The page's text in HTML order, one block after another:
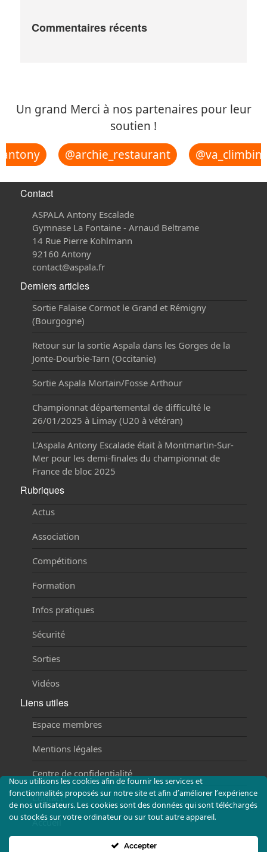
Commentaires récents
Un grand Merci à nos partenaires pour leur
soutien !
@archie_restaurant
Contact
ASPALA Antony Escalade
Gymnase La Fontaine - Arnaud Beltrame
14 Rue Pierre Kohlmann
92160 Antony
contact@aspala.fr
Derniers articles
Sortie Falaise Cormot le Grand et Rémigny
(Bourgogne)
Retour sur la sortie Aspala dans les Gorges de la
Jonte-Dourbie-Tarn (Occitanie)
Sortie Aspala Mortain/Fosse Arthour
Championnat départemental de difficulté le
26/01/2025 à Limay (U20 à vétéran)
L’Aspala Antony Escalade était à Montmartin-Sur-
Mer pour les demi-finales du championnat de
France de bloc 2025
Rubriques
Actus
Association
Compétitions
Formation
Infos pratiques
Sécurité
Sorties
Vidéos
Liens utiles
Espace membres
Mentions légales
Centre de confidentialité
Contact
Accueil
Nous utilisons les cookies afin de fournir les services et
fonctionnalités proposés sur notre site et afin d’améliorer l’expérience
de nos utilisateurs. Les cookies sont des données qui sont téléchargés
ou stockés sur votre ordinateur ou sur tout autre appareil.
Accepter